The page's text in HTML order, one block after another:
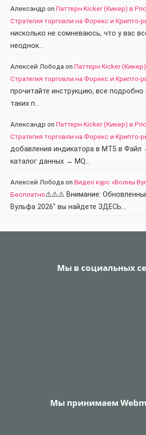
Александр on Паттерн Kicker (Кикер) в
Стратегия торговли на Форекс и Крипто-
нисколько не сомневаюсь, что у вас
неоднок…
Алексей Лобода on Паттерн Kicker
Стратегия торговли на Форекс и Крипто-
прочитайте инструкцию, все
таких п…
Александр on Паттерн Kicker (Кикер) в
Стратегия торговли на Форекс и Крипто-
добавления индикатора в МТ5 в Файл
каталог данных → MQ…
Алексей Лобода on Видео курс «Волны
Бесплатно⚠️⚠️⚠️ Внимание:
Вульфа 2026" вы найдете ЗДЕСЬ…
Мы в социальных
Мы принимаем